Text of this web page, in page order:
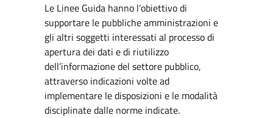
Le Linee Guida hanno l’obiettivo di
supportare le pubbliche amministrazioni e
gli altri soggetti interessati al processo di
apertura dei dati e di riutilizzo
dell’informazione del settore pubblico,
attraverso indicazioni volte ad
implementare le disposizioni e le modalità
disciplinate dalle norme indicate.